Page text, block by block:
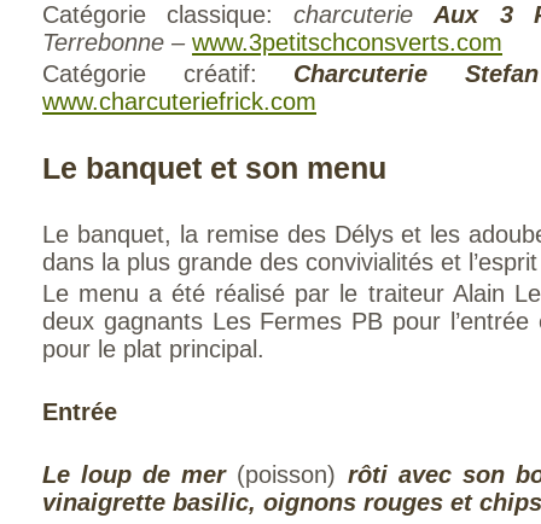
Catégorie classique:charcuterieAux 3
Terrebonne – www.3petitschconsverts.com
Catégorie créatif: Charcuterie
www.charcuteriefrick.com
Le banquet et son menu
Le banquet, la remise des Délys et les
dans la plus grande des convivialités et
Le menu a été réalisé par le traiteur Alain
deux gagnants Les Fermes PB pour
pour le plat principal.
Entrée
Le loup de mer(poisson) rôti avec son
vinaigrette basilic, oignons rouges et